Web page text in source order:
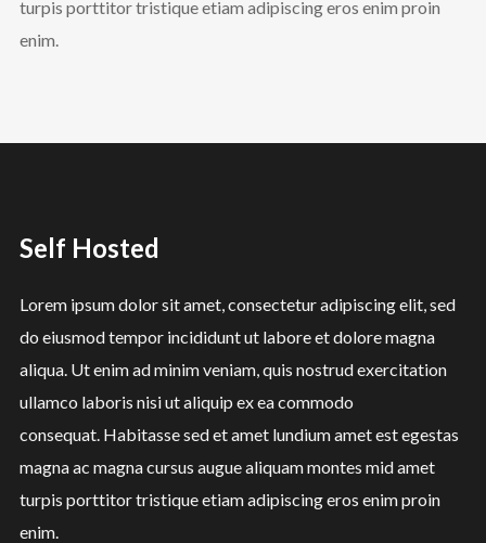
turpis porttitor tristique etiam adipiscing eros enim proin
enim.
Self Hosted
Lorem ipsum dolor sit amet, consectetur adipiscing elit, sed
do eiusmod tempor incididunt ut labore et dolore magna
aliqua. Ut enim ad minim veniam, quis nostrud exercitation
ullamco laboris nisi ut aliquip ex ea commodo
consequat. Habitasse sed et amet lundium amet est egestas
magna ac magna cursus augue aliquam montes mid amet
turpis porttitor tristique etiam adipiscing eros enim proin
enim.